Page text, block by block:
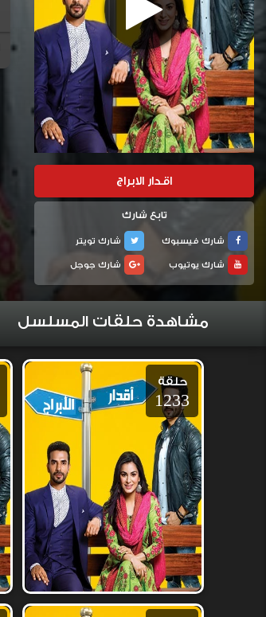
اقدار الابراج
تابع شارك
شارك فيسبوك
شارك تويتر
شارك يوتيوب
شارك جوجل
مشاهدة حلقات المسلسل
حلقة
1233